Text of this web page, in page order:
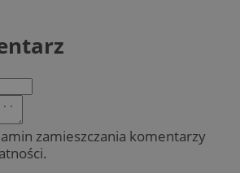
zamieszczania komentarzy